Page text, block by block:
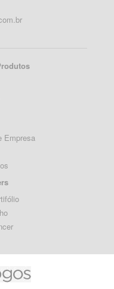
Empresa